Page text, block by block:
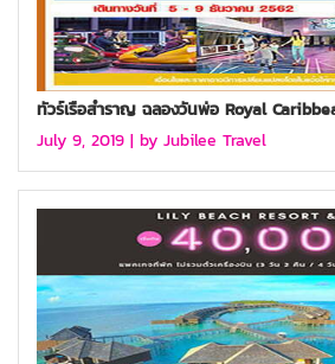
ทัวร์เรือสำราญ ฉลองวันพ่อ Royal
July 9, 2019 | by Jubilee Travel